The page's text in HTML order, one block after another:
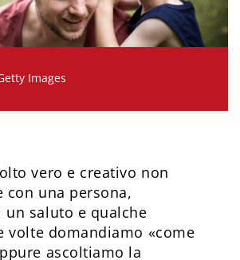
Images
vero e creativo non
con una persona,
un saluto e qualche
volte domandiamo «come
ascoltiamo la